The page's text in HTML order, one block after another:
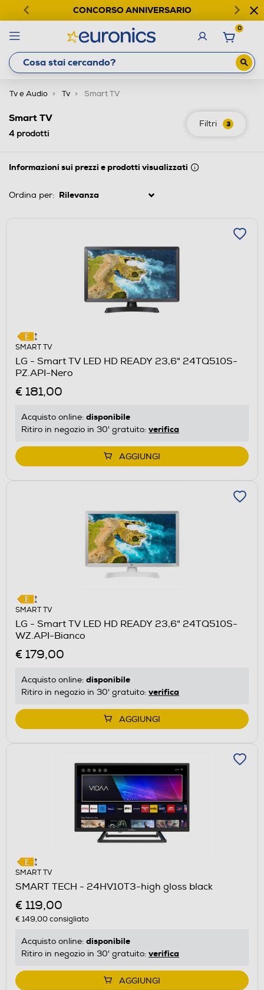
CONCORSO ANNIVERSARIO
0
Tv e Audio Tv Smart TV
Filtri 3
Smart TV
4prodotti
Informazioni sui prezzi e prodotti visualizzati
Ordina per:
SMART TV
LG - Smart TV LED HD READY 23,6" 24TQ510S-
PZ.API-Nero
€ 181,00
Acquisto online: disponibile
Ritiro in negozio in 30' gratuito: verifica
AGGIUNGI
SMART TV
LG - Smart TV LED HD READY 23,6" 24TQ510S-
WZ.API-Bianco
€ 179,00
Acquisto online: disponibile
Ritiro in negozio in 30' gratuito: verifica
AGGIUNGI
SMART TV
SMART TECH - 24HV10T3-high gloss black
€ 119,00
€ 149,00consigliato
Acquisto online: disponibile
Ritiro in negozio in 30' gratuito: verifica
AGGIUNGI